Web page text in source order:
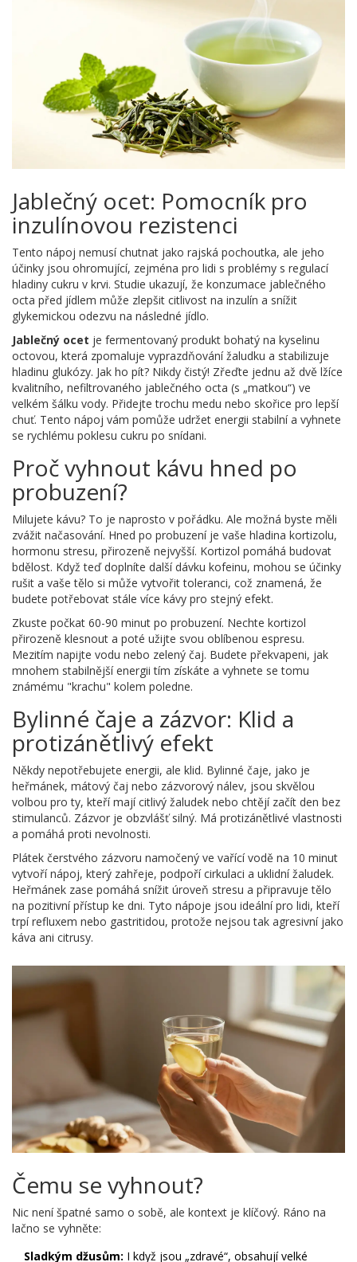
Jablečný ocet: Pomocník pro
inzulínovou rezistenci
Tento nápoj nemusí chutnat jako rajská pochoutka, ale jeho
účinky jsou ohromující, zejména pro lidi s problémy s regulací
hladiny cukru v krvi. Studie ukazují, že konzumace jablečného
octa před jídlem může zlepšit citlivost na inzulín a snížit
glykemickou odezvu na následné jídlo.
Jablečný ocet je fermentovaný produkt bohatý na kyselinu
octovou, která zpomaluje vyprazdňování žaludku a stabilizuje
hladinu glukózy. Jak ho pít? Nikdy čistý! Zřeďte jednu až dvě lžíce
kvalitního, nefiltrovaného jablečného octa (s „matkou“) ve
velkém šálku vody. Přidejte trochu medu nebo skořice pro lepší
chuť. Tento nápoj vám pomůže udržet energii stabilní a vyhnete
se rychlému poklesu cukru po snídani.
Proč vyhnout kávu hned po
probuzení?
Milujete kávu? To je naprosto v pořádku. Ale možná byste měli
zvážit načasování. Hned po probuzení je vaše hladina kortizolu,
hormonu stresu, přirozeně nejvyšší. Kortizol pomáhá budovat
bdělost. Když teď doplníte další dávku kofeinu, mohou se účinky
rušit a vaše tělo si může vytvořit toleranci, což znamená, že
budete potřebovat stále více kávy pro stejný efekt.
Zkuste počkat 60-90 minut po probuzení. Nechte kortizol
přirozeně klesnout a poté užijte svou oblíbenou espresu.
Mezitím napijte vodu nebo zelený čaj. Budete překvapeni, jak
mnohem stabilnější energii tím získáte a vyhnete se tomu
známému "krachu" kolem poledne.
Bylinné čaje a zázvor: Klid a
protizánětlivý efekt
Někdy nepotřebujete energii, ale klid. Bylinné čaje, jako je
heřmánek, mátový čaj nebo zázvorový nálev, jsou skvělou
volbou pro ty, kteří mají citlivý žaludek nebo chtějí začít den bez
stimulanců. Zázvor je obzvlášť silný. Má protizánětlivé vlastnosti
a pomáhá proti nevolnosti.
Plátek čerstvého zázvoru namočený ve vařící vodě na 10 minut
vytvoří nápoj, který zahřeje, podpoří cirkulaci a uklidní žaludek.
Heřmánek zase pomáhá snížit úroveň stresu a připravuje tělo
na pozitivní přístup ke dni. Tyto nápoje jsou ideální pro lidi, kteří
trpí refluxem nebo gastritidou, protože nejsou tak agresivní jako
káva ani citrusy.
Čemu se vyhnout?
Nic není špatné samo o sobě, ale kontext je klíčový. Ráno na
lačno se vyhněte:
Sladkým džusům: I když jsou „zdravé“, obsahují velké